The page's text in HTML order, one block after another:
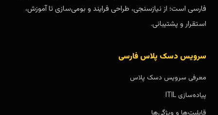
فارسی است؛ از نیازسنجی، طراحی فرایند و بومی‌سازی تا آموزش،
استقرار و پشتیبانی.
سرویس دسک پلاس فارسی
معرفی سرویس دسک پلاس
پیاده‌سازی ITIL
قابلیت‌ها و ویژگی‌ها